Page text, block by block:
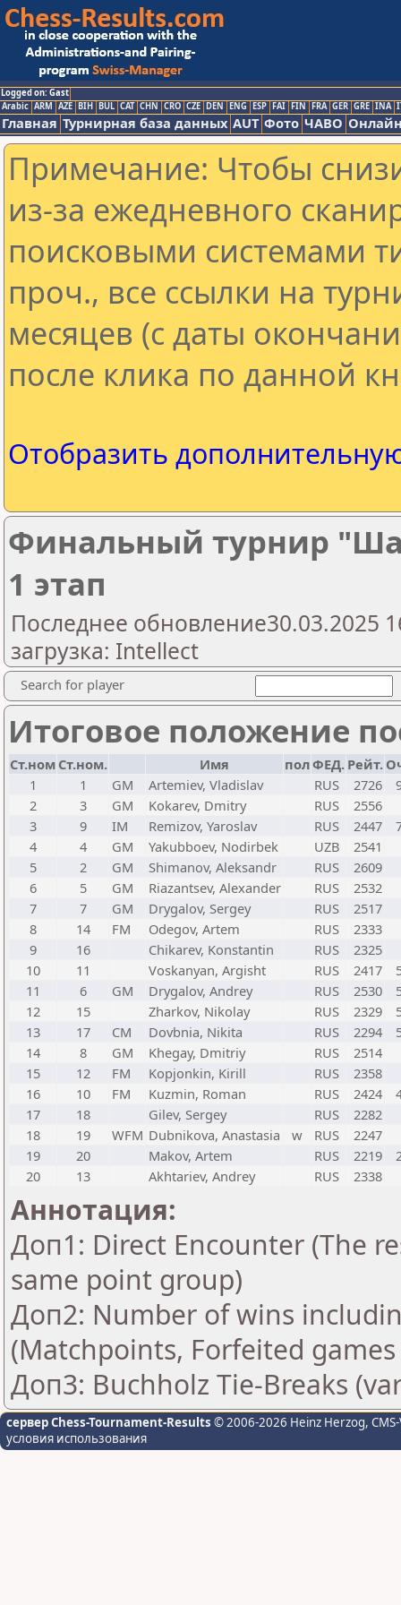
Logged on: Gast
Arabic ARM AZE BIH BUL CAT CHN CRO CZE DEN ENG ESP FAI FIN FRA GER GRE INA
Главная Турнирная база данных AUT Фото ЧАВО
Примечание: Чтобы
из-за ежедневного
поисковыми системами
проч., все ссылки на
месяцев (с даты
после клика по данной
Отобразить
Финальный турнир
1 этап
Последнее обновление30.03.2025
загрузка: Intellect
Search for player
Итоговое положение
Ст.ном Ст.ном. Имя полФЕД. Рейт.
1
1 GM Artemiev, Vladislav RUS 2726
2
3 GM Kokarev, Dmitry RUS
2556
3
9 IM Remizov, Yaroslav RUS 2447
4
4 GM Yakubboev, Nodirbek UZB
2541
5
2 GM Shimanov, Aleksandr RUS
2609
6
5 GM Riazantsev, Alexander RUS
2532
7
7 GM Drygalov, Sergey RUS
2517
8
14 FM Odegov, Artem RUS
2333
9
16 Chikarev, Konstantin RUS
2325
10
11 Voskanyan, Argisht RUS 2417
11
6 GM Drygalov, Andrey RUS 2530
12
15 Zharkov, Nikolay RUS 2329
13
17 CM Dovbnia, Nikita RUS 2294
14
8 GM Khegay, Dmitriy RUS
2514
15
12 FM Kopjonkin, Kirill RUS
2358
16
10 FM Kuzmin, Roman RUS 2424
17
18 Gilev, Sergey RUS
2282
18
19 WFM Dubnikova, Anastasia w RUS
2247
19
20 Makov, Artem RUS 2219
20
13 Akhtariev, Andrey RUS 2338
Аннотация:
Доп1: Direct Encounter (The
same point group)
Доп2: Number of wins
(Matchpoints, Forfeited
Доп3: Buchholz Tie-Breaks
сервер Chess-Tournament-Results © 2006-2026 Heinz Herzog,
условия использования